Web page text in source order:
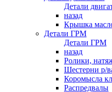
Детали
назад
Крышка
Детали ГРМ
Детали ГРМ
назад
Ролики,
Шестерни р/
Коромысла
Распредвалы